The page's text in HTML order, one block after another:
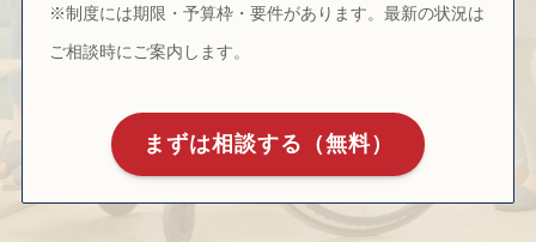
※制度には期限・予算枠・要件があります。最新の状況は
ご相談時にご案内します。
まずは相談する（無料）